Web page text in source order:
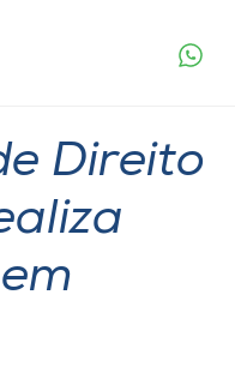
Direito